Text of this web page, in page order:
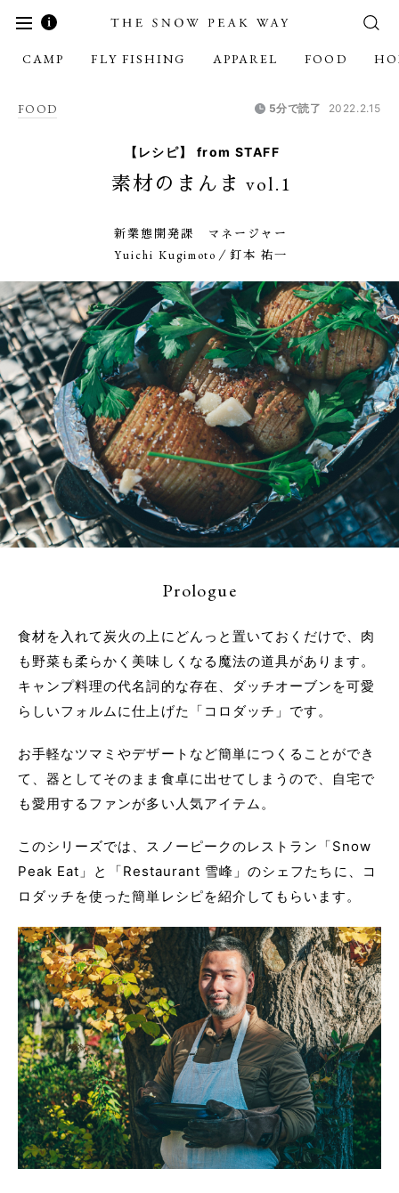
CAMP FLY FISHING APPAREL FOOD
FOOD 5分で読了 2022.2.15
【レシピ】 from STAFF
素材のまんま vol.1
新業態開発課 マネージャー
Yuichi Kugimoto／釘本 祐一
Prologue
食材を入れて炭火の上にどんっと置いておくだけで、肉
も野菜も柔らかく美味しくなる魔法の道具があります。
キャンプ料理の代名詞的な存在、ダッチオーブンを可愛
らしいフォルムに仕上げた「コロダッチ」です。
お手軽なツマミやデザートなど簡単につくることができ
て、器としてそのまま食卓に出せてしまうので、自宅で
も愛用するファンが多い人気アイテム。
このシリーズでは、スノーピークのレストラン「Snow
Peak Eat」と「Restaurant 雪峰」のシェフたちに、コ
ロダッチを使った簡単レシピを紹介してもらいます。